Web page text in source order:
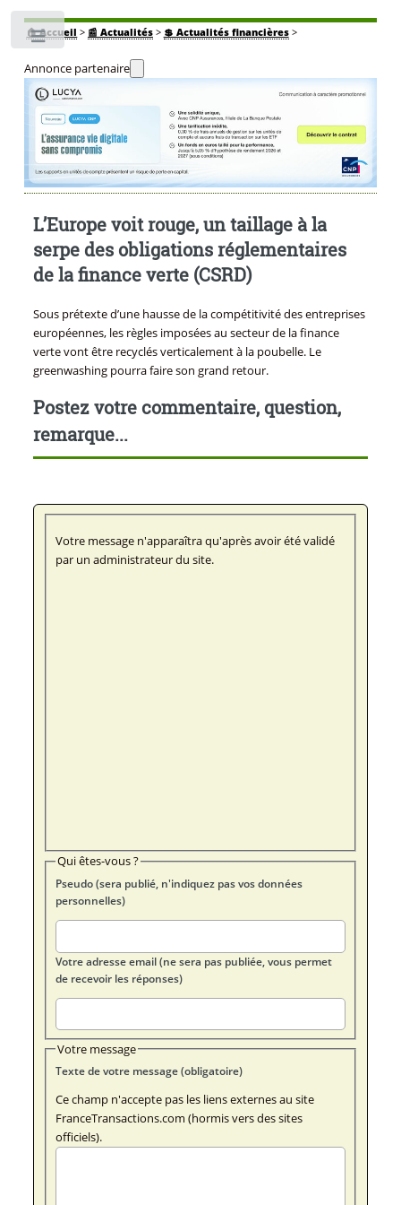
🏠Accueil > 📰 Actualités> 💲 Actualités financières>
Annonce partenaire
L’Europe voit rouge, un taillage à la
serpe des obligations réglementaires
de la finance verte (CSRD)
Sous prétexte d’une hausse de la compétitivité des entreprises
européennes, les règles imposées au secteur de la finance
verte vont être recyclés verticalement à la poubelle. Le
greenwashing pourra faire son grand retour.
Postez votre commentaire, question,
remarque...
Votre message n'apparaîtra qu'après avoir été validé
par un administrateur du site.
Qui êtes-vous ?
Pseudo (sera publié, n'indiquez pas vos données
personnelles)
Votre adresse email (ne sera pas publiée, vous permet
de recevoir les réponses)
Votre message
Texte de votre message (obligatoire)
Ce champ n'accepte pas les liens externes au site
FranceTransactions.com (hormis vers des sites
officiels).
Toggle